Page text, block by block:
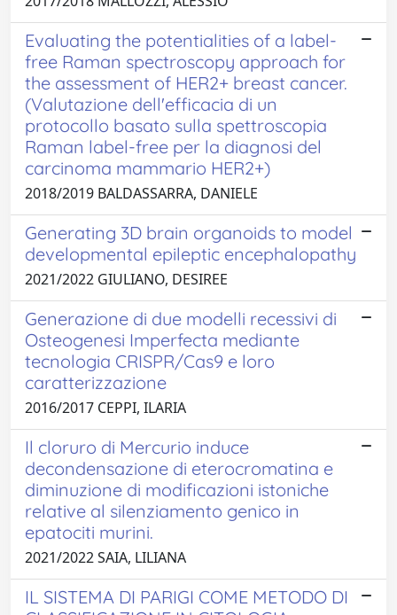
Evaluating the potentialities of a label-
free Raman spectroscopy approach for
the assessment of HER2+ breast cancer.
(Valutazione dell'efficacia di un
protocollo basato sulla spettroscopia
Raman label-free per la diagnosi del
carcinoma mammario HER2+)
2018/2019 BALDASSARRA, DANIELE
Generating 3D brain organoids to model
developmental epileptic encephalopathy
2021/2022 GIULIANO, DESIREE
Generazione di due modelli recessivi di
Osteogenesi Imperfecta mediante
tecnologia CRISPR/Cas9 e loro
caratterizzazione
2016/2017 CEPPI, ILARIA
Il cloruro di Mercurio induce
decondensazione di eterocromatina e
diminuzione di modificazioni istoniche
relative al silenziamento genico in
epatociti murini.
2021/2022 SAIA, LILIANA
IL SISTEMA DI PARIGI COME METODO DI